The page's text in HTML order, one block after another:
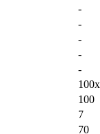
-
-
-
-
-
100
7
70